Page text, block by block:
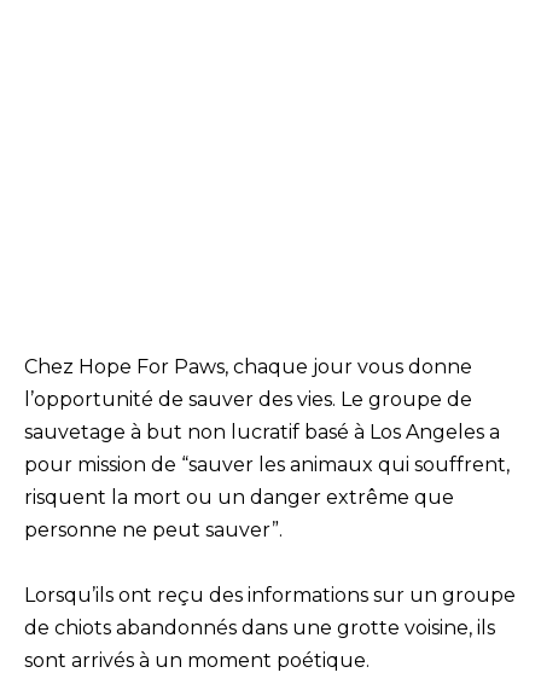
Chez Hope For Paws, chaque jour vous donne
l’opportunité de sauver des vies. Le groupe de
sauvetage à but non lucratif basé à Los Angeles a
pour mission de “sauver les animaux qui souffrent,
risquent la mort ou un danger extrême que
personne ne peut sauver”.
Lorsqu’ils ont reçu des informations sur un groupe
de chiots abandonnés dans une grotte voisine, ils
sont arrivés à un moment poétique.